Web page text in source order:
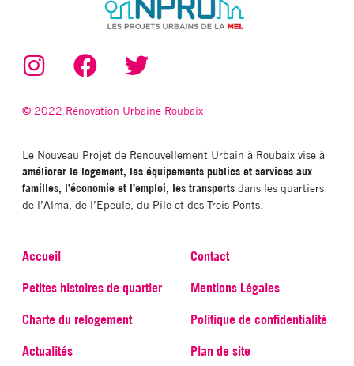
© 2022 Rénovation Urbaine Roubaix
Accueil
Petites histoires de quartier
Charte du relogement
Actualités
Contact
Mentions Légales
Politique de confidentialité
Plan de site
Le Nouveau Projet de Renouvellement Urbain à Roubaix vise à
améliorer le logement, les équipements publics et services aux
familles, l’économie et l’emploi, les transports dans les quartiers
de l’Alma, de l’Epeule, du Pile et des Trois Ponts.